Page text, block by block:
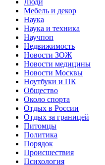
Мебель и декор
Наука
Наука и техника
Научпоп
Недвижимость
Новости ЗОЖ
Новости медицины
Новости Москвы
Ноутбуки и ПК
Общество
Около спорта
Отдых в России
Отдых за границей
Питомцы
Политика
Порядок
Происшествия
Психология